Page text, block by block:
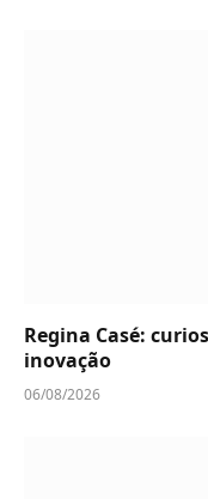
Regina Casé:
inovação
06/08/2026